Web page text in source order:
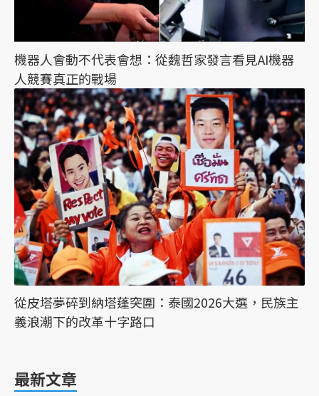
機器人會動不代表會想：從魏哲家發言看見AI機器
人競賽真正的戰場
從皮塔夢碎到納塔蓬突圍：泰國2026大選，民族主
義浪潮下的改革十字路口
最新文章